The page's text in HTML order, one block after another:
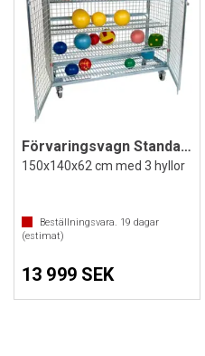
Förvaringsvagn Standard
150x140x62 cm med 3 hyllor
Beställningsvara. 19 dagar
(estimat)
13 999 SEK